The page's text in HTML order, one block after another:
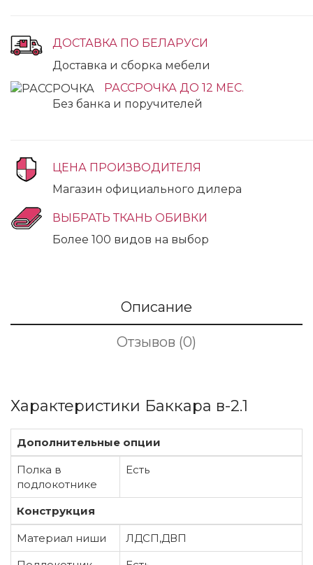
ДОСТАВКА ПО БЕЛАРУСИ
Доставка и сборка мебели
РАССРОЧКА ДО 12 МЕС.
Без банка и поручителей
ЦЕНА ПРОИЗВОДИТЕЛЯ
Магазин официального дилера
ВЫБРАТЬ ТКАНЬ ОБИВКИ
Более 100 видов на выбор
Описание
Отзывов (0)
Характеристики Баккара в-2.1
Дополнительные опции
Полка в
подлокотнике
Есть
Конструкция
Материал ниши
ЛДСП,ДВП